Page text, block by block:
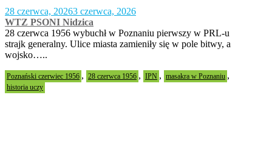
28 czerwca, 20263 czerwca, 2026
WTZ PSONI Nidzica
28 czerwca 1956 wybuchł w Poznaniu pierwszy w PRL-u
strajk generalny. Ulice miasta zamieniły się w pole bitwy, a
wojsko…..
Poznański czerwiec 1956 , 28 czerwca 1956 , IPN , masakra w Poznaniu ,
historia uczy